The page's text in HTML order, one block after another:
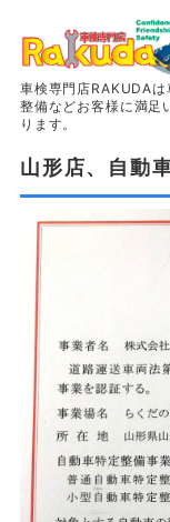
車検専門店RAKUDA
整備などお客様に満足
ります。
ホーム
整備＆定期点検
鈑金・塗装
車両販売
山形店、自動